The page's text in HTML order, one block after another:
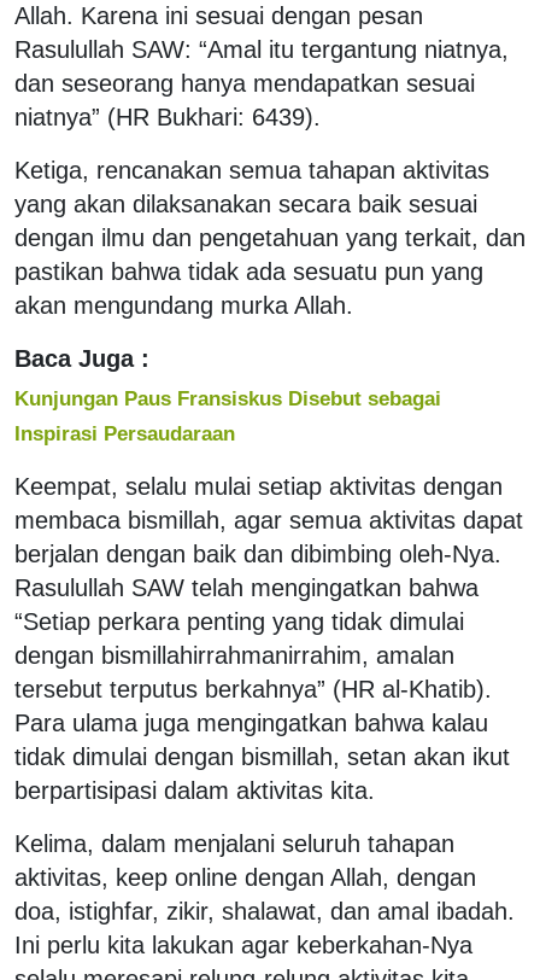
Allah. Karena ini sesuai dengan pesan
Rasulullah SAW: “Amal itu tergantung niatnya,
dan seseorang hanya mendapatkan sesuai
niatnya” (HR Bukhari: 6439).
Ketiga, rencanakan semua tahapan aktivitas
yang akan dilaksanakan secara baik sesuai
dengan ilmu dan pengetahuan yang terkait, dan
pastikan bahwa tidak ada sesuatu pun yang
akan mengundang murka Allah.
Baca Juga :
Kunjungan Paus Fransiskus Disebut sebagai
Inspirasi Persaudaraan
Keempat, selalu mulai setiap aktivitas dengan
membaca bismillah, agar semua aktivitas dapat
berjalan dengan baik dan dibimbing oleh-Nya.
Rasulullah SAW telah mengingatkan bahwa
“Setiap perkara penting yang tidak dimulai
dengan bismillahirrahmanirrahim, amalan
tersebut terputus berkahnya” (HR al-Khatib).
Para ulama juga mengingatkan bahwa kalau
tidak dimulai dengan bismillah, setan akan ikut
berpartisipasi dalam aktivitas kita.
Kelima, dalam menjalani seluruh tahapan
aktivitas, keep online dengan Allah, dengan
doa, istighfar, zikir, shalawat, dan amal ibadah.
Ini perlu kita lakukan agar keberkahan-Nya